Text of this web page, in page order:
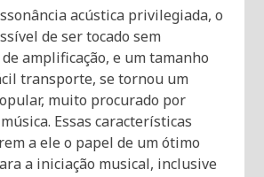
acústica privilegiada, o
de ser tocado sem
amplificação, e um tamanho
transporte, se tornou um
muito procurado por
Essas características
a ele o papel de um ótimo
a iniciação musical, inclusive